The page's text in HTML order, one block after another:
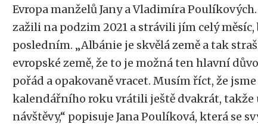
Evropa manželů Jany a Vladimíra
zažili na podzim 2021 a strávili jím celý
posledním. „Albánie je skvělá země a tak
evropské země, že to je možná ten hlavní
pořád a opakovaně vracet. Musím říct, že
kalendářního roku vrátili ještě dvakrát, takže
návštěvy,“ popisuje Jana Poulíková, která se